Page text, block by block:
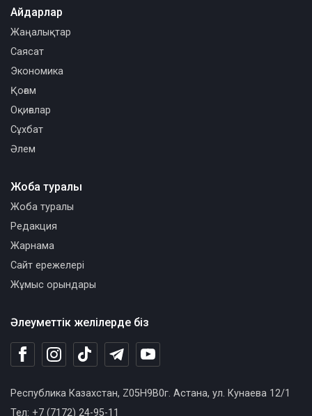
Әлеуметтік желілерде біз
Республика Казахстан, Z05H9B0г. Астана, ул. Кунаева 12/1
Тел: +7 (7172) 24-95-11
Айдарлар
Жаңалықтар
Саясат
Экономика
Қоғам
Оқиғалар
Сұхбат
Әлем
Жоба туралы
Жоба туралы
Редакция
Жарнама
Сайт ережелері
Жұмыс орындары